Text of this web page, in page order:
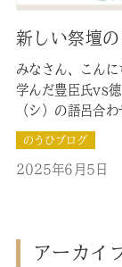
新しい祭壇
みなさん、こんに
学んだ豊臣氏vs
（シ）の語呂合
くはないでしょう
んやなあ、と思う
分も頑張ろうと思
2025年6月5日
のうひブログ
アーカイ